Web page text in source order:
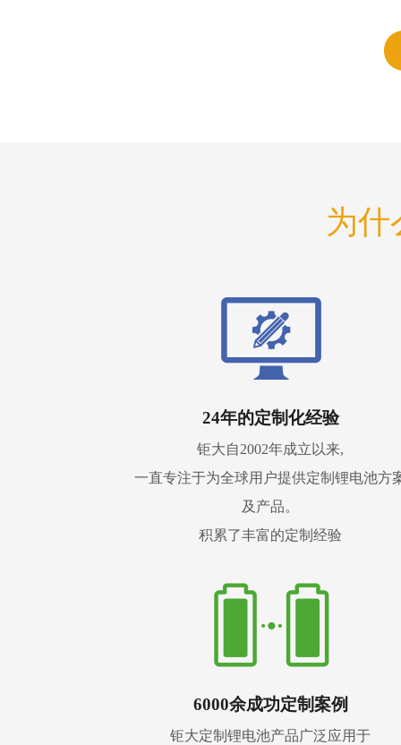
为什
24年的定制化经验
钜大自2002年成立以来,
一直专注于为全球用户提供定制锂电池方
及产品。
积累了丰富的定制经验
6000余成功定制案例
钜大定制锂电池产品广泛应用于